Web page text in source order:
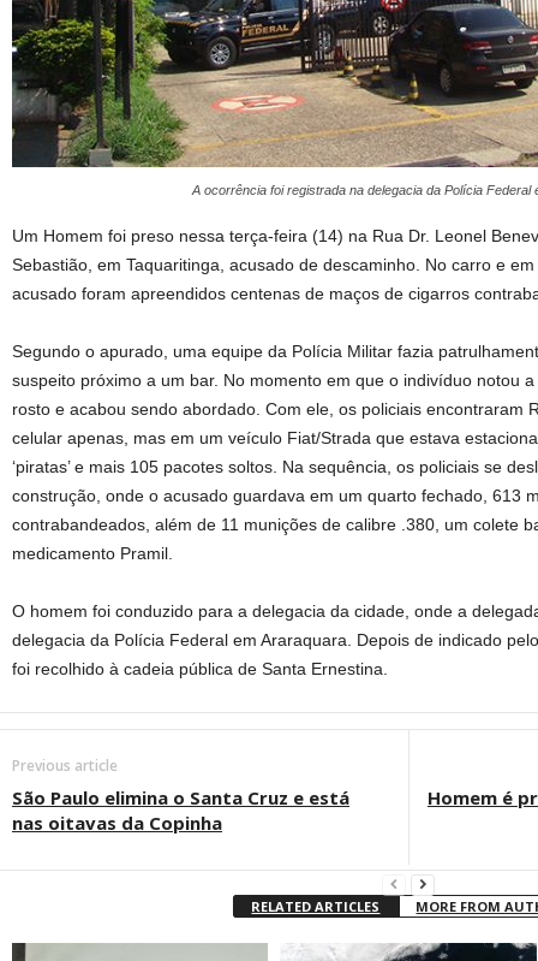
A ocorrência foi registrada na delegacia da Polícia
Um Homem foi preso nessa terça-feira (14) na Rua Dr. Leonel
Sebastião, em Taquaritinga, acusado de descaminho. No carro e
acusado foram apreendidos centenas de maços de cigarros
Segundo o apurado, uma equipe da Polícia Militar fazia
suspeito próximo a um bar. No momento em que o indivíduo notou
rosto e acabou sendo abordado. Com ele, os policiais encontraram
celular apenas, mas em um veículo Fiat/Strada que estava
‘piratas’ e mais 105 pacotes soltos. Na sequência, os policiais se
construção, onde o acusado guardava em um quarto fechado, 613
contrabandeados, além de 11 munições de calibre .380, um colete
medicamento Pramil.
O homem foi conduzido para a delegacia da cidade, onde a
delegacia da Polícia Federal em Araraquara. Depois de indicado
foi recolhido à cadeia pública de Santa Ernestina.
Previous article
São Paulo elimina o Santa Cruz e está
nas oitavas da Copinha
Homem é
RELATED ARTICLES MORE FROM